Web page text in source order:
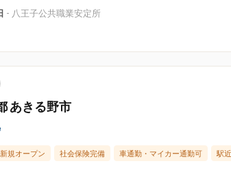
- 八王子公共職業安定所
あきる野市
規オープン 社会保険完備 車通勤・マイカー通勤可 駅